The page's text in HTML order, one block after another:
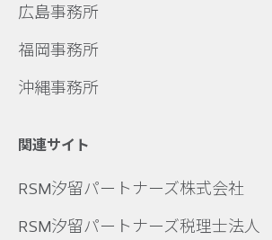
広島事務所
福岡事務所
沖縄事務所
関連サイト
RSM汐留パートナーズ株式会社
RSM汐留パートナーズ税理士法人